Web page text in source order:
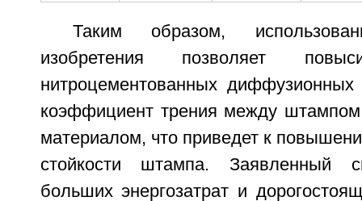
Таким образом,
изобретения позволяет
нитроцементованных
коэффициент трения между
материалом, что приведет к
стойкости штампа. Заявленный
больших энергозатрат и